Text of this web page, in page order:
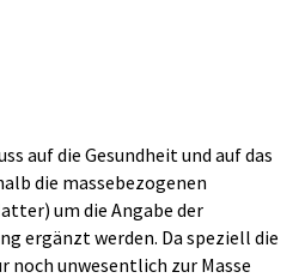
auf die Gesundheit und auf das
die massebezogenen
um die Angabe der
ergänzt werden. Da speziell die
unwesentlich zur Masse